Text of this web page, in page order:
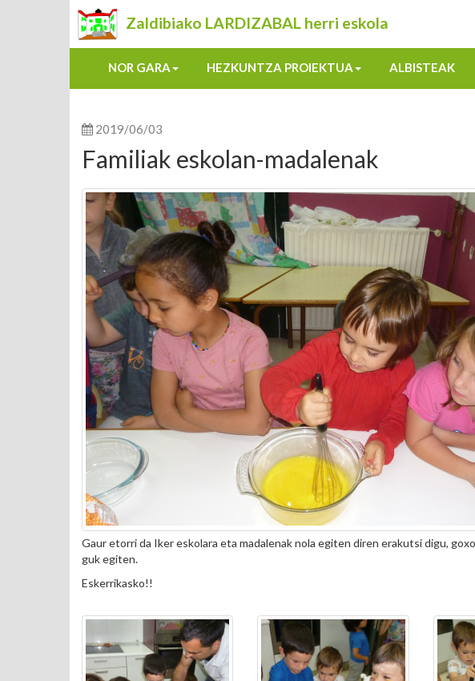
Zaldibiako LARDIZABAL herri eskola
NOR GARA HEZKUNTZA PROIEKTUA ALBISTEAK
2019/06/03
Familiak eskolan-madalenak
Gaur etorri da Iker eskolara eta madalenak nola egiten diren erakutsi digu,
guk egiten.
Eskerrikasko!!